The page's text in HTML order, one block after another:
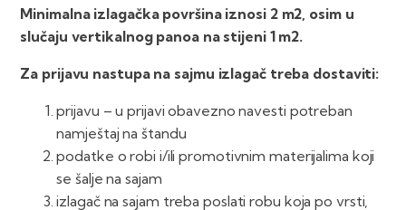
Minimalna izlagačka površina iznosi 2 m2, osim u
slučaju vertikalnog panoa na stijeni 1 m2.
Za prijavu nastupa na sajmu izlagač treba dostaviti:
prijavu – u prijavi obavezno navesti potreban
namještaj na štandu
podatke o robi i/ili promotivnim materijalima koji
se šalje na sajam
izlagač na sajam treba poslati robu koja po vrsti,